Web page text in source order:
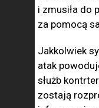
i zmusiła do
za pomocą
Jakkolwiek
atak
służb
zostają